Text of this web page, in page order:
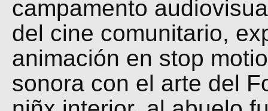
campamento
del cine comunitario,
animación en stop
sonora con el arte del